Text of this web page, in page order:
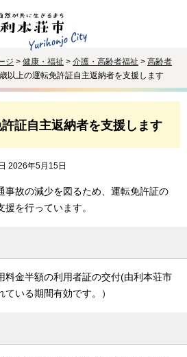
ジ > 健康・福祉 > 介護・高齢者福祉 > 高齢者
以上の運転免許証自主返納者を支援します
証自主返納者を支援します
2026年5月15日
事故の減少を図るため、運転免許証の
を行っています。
料金半額の利用者証の交付(由利本荘市
いる期間有効です。）